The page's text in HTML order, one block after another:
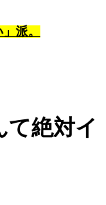
派。
て絶対イ